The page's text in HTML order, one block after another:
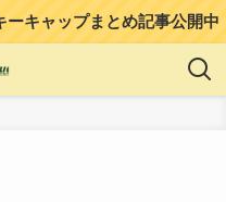
キャップまとめ記事公開中